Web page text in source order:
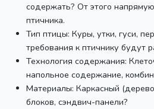
содержать? От этого
птичника.
Тип птицы: Куры, утки, гуси,
требования к птичнику будут
Технология содержания:
напольное содержание,
Материалы: Каркасный
блоков, сэндвич-панели?